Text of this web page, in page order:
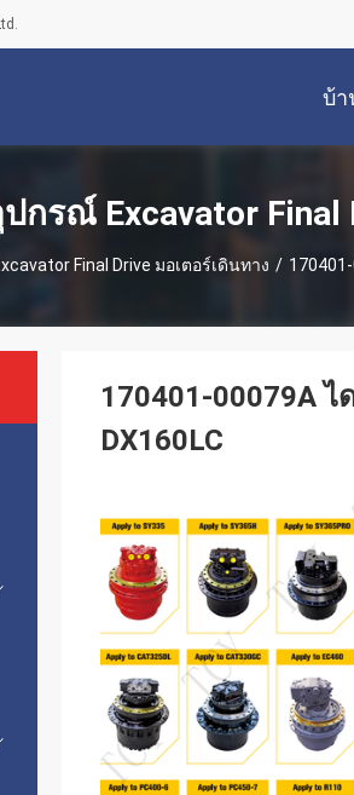
บ้า
กรณ์ Excavator
Final Drive มอเตอร์เดินทาง /
170401-00079A ไ
DX160LC